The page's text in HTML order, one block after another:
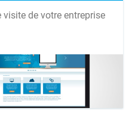
de votre entreprise